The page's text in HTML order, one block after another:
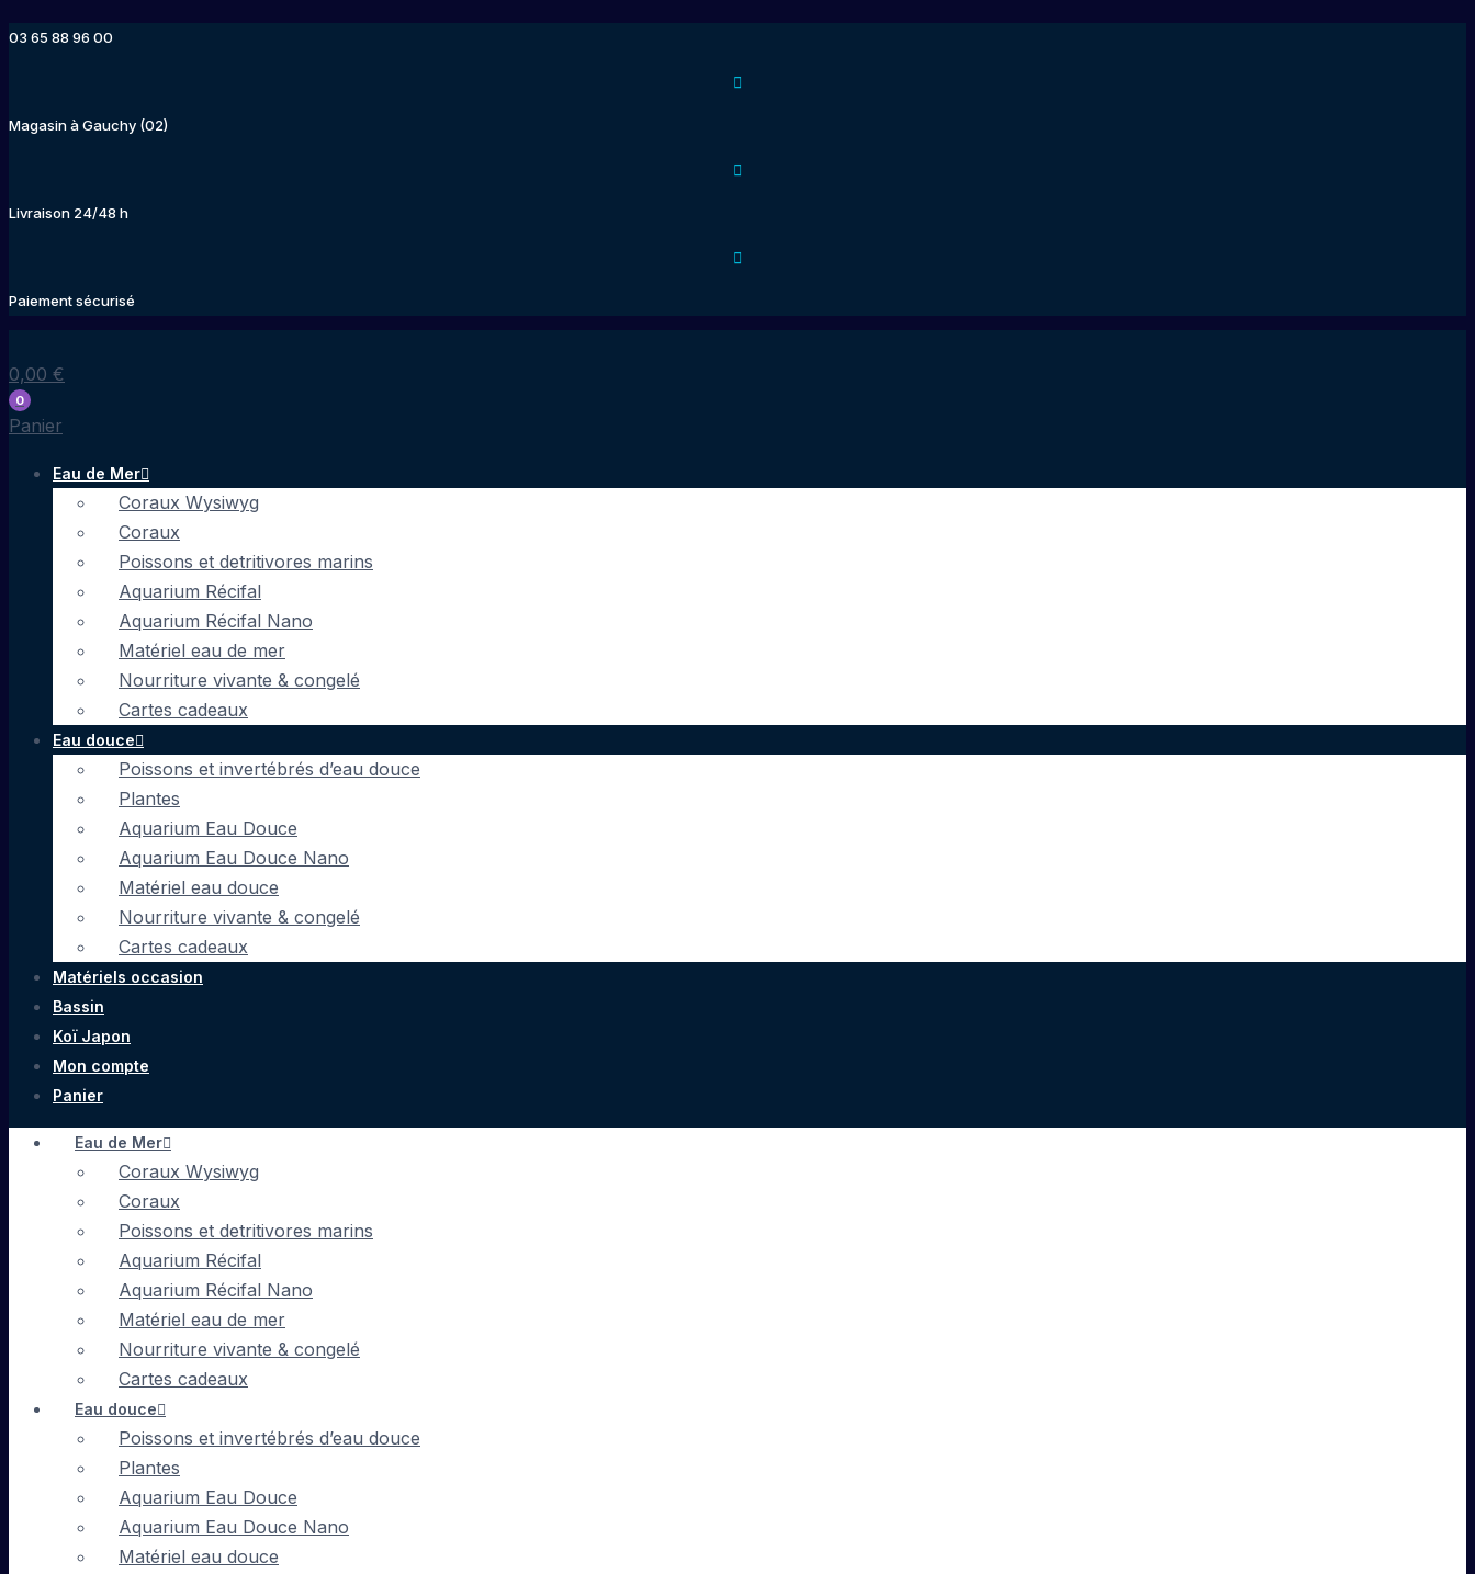
03 65 88 96 00
Magasin à Gauchy (02)
Livraison 24/48 h
Paiement sécurisé
0,00 €
0
Panier
Eau de Mer
Coraux Wysiwyg
Coraux
Poissons et detritivores marins
Aquarium Récifal
Aquarium Récifal Nano
Matériel eau de mer
Nourriture vivante & congelé
Cartes cadeaux
Eau douce
Poissons et invertébrés d’eau douce
Plantes
Aquarium Eau Douce
Aquarium Eau Douce Nano
Matériel eau douce
Nourriture vivante & congelé
Cartes cadeaux
Matériels occasion
Bassin
Koï Japon
Mon compte
Panier
Eau de Mer
Coraux Wysiwyg
Coraux
Poissons et detritivores marins
Aquarium Récifal
Aquarium Récifal Nano
Matériel eau de mer
Nourriture vivante & congelé
Cartes cadeaux
Eau douce
Poissons et invertébrés d’eau douce
Plantes
Aquarium Eau Douce
Aquarium Eau Douce Nano
Matériel eau douce